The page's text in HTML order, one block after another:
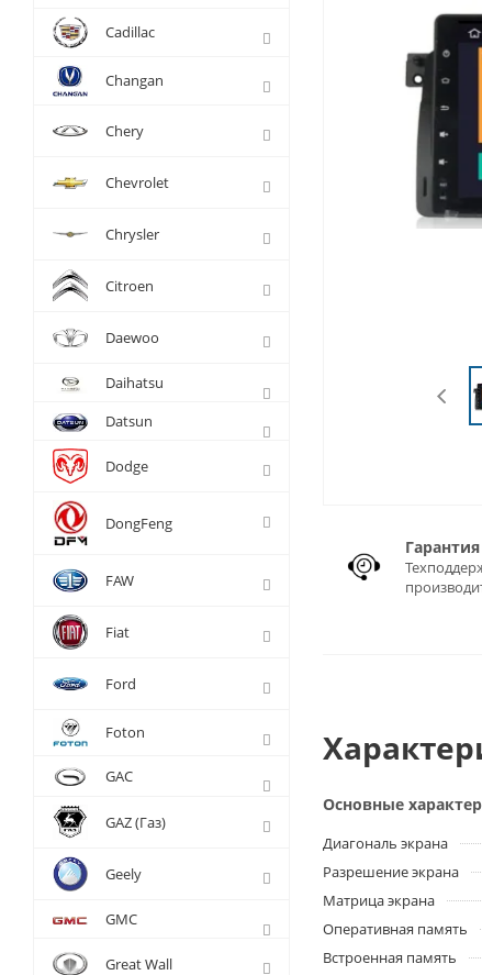
Основные
Диагональ экрана
Разрешение экрана
Матрица экрана
Оперативная память
Встроенная память
Cadillac
Changan
Chery
Chevrolet
Chrysler
Citroen
Daewoo
Daihatsu
Datsun
Dodge
DongFeng
FAW
Fiat
Ford
Foton
GAC
GAZ (Газ)
Geely
GMC
Great Wall